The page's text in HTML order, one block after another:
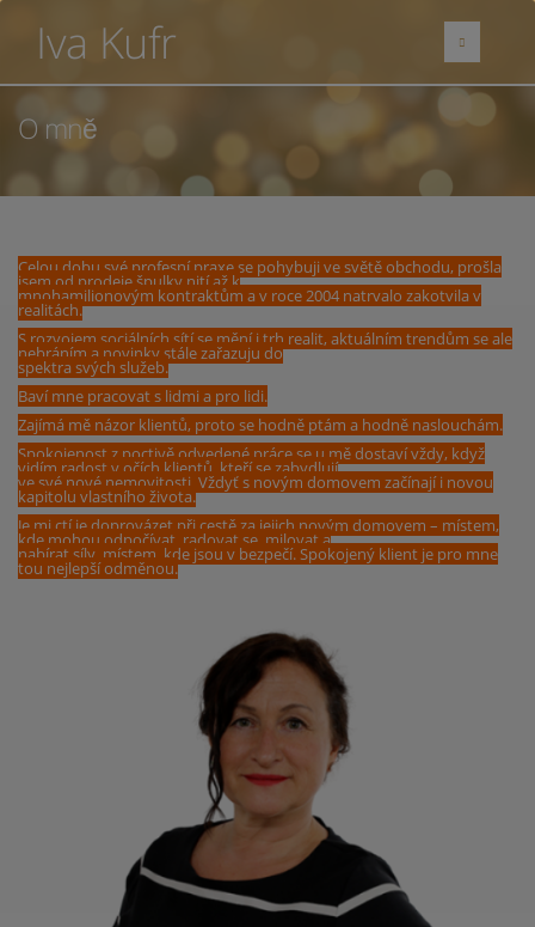
Iva Kufr
O mně
Celou dobu své profesní praxe se pohybuji ve světě obchodu, prošla
jsem od prodeje špulky nití až k
mnohamilionovým kontraktům a v roce 2004 natrvalo zakotvila v
realitách.
S rozvojem sociálních sítí se mění i trh realit, aktuálním trendům se ale
nebráním a novinky stále zařazuju do
spektra svých služeb.
Baví mne pracovat s lidmi a pro lidi.
Zajímá mě názor klientů, proto se hodně ptám a hodně naslouchám.
Spokojenost z poctivě odvedené práce se u mě dostaví vždy, když
vidím radost v očích klientů, kteří se zabydlují
ve své nové nemovitosti. Vždyť s novým domovem začínají i novou
kapitolu vlastního života.
Je mi ctí je doprovázet při cestě za jejich novým domovem – místem,
kde mohou odpočívat, radovat se, milovat a
nabírat síly, místem, kde jsou v bezpečí. Spokojený klient je pro mne
tou nejlepší odměnou.